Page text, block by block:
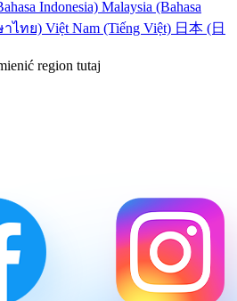
Indonesia) Malaysia (Bahasa
าไทย) Việt Nam (Tiếng Việt) 日本 (日
region tutaj